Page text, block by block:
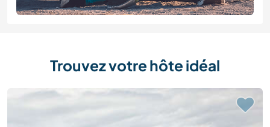
Trouvez votre hôte idéal